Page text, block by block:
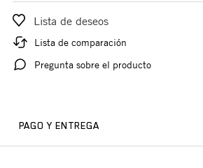
Lista de deseos
Lista de comparación
Pregunta sobre el producto
PAGO Y ENTREGA